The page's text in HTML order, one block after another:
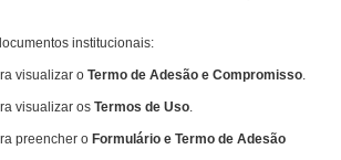
institucionais:
visualizar o Termo de Adesão e Compromisso.
visualizar os Termos de Uso.
preencher o Formulário e Termo de Adesão